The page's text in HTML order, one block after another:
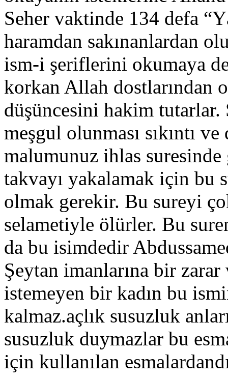
Seher vaktinde 134 defa
haramdan sakınanlardan
ism-i şeriflerini okumaya
korkan Allah dostlarından
düşüncesini hakim tutarlar.
meşgul olunması sıkıntı
malumunuz ihlas
takvayı yakalamak için bu
olmak gerekir. Bu sureyi
selametiyle ölürler. Bu
da bu isimdedir
Şeytan imanlarına bir
istemeyen bir kadın bu
kalmaz.açlık susuzluk
susuzluk duymazlar bu
için kullanılan